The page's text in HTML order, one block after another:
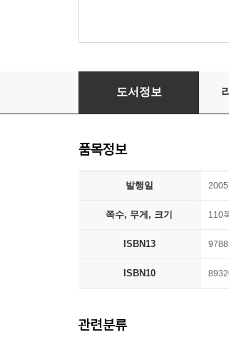
도서정보
품목정보
발행일 2005
쪽수, 무게, 크기 110
ISBN13
ISBN10
관련분류